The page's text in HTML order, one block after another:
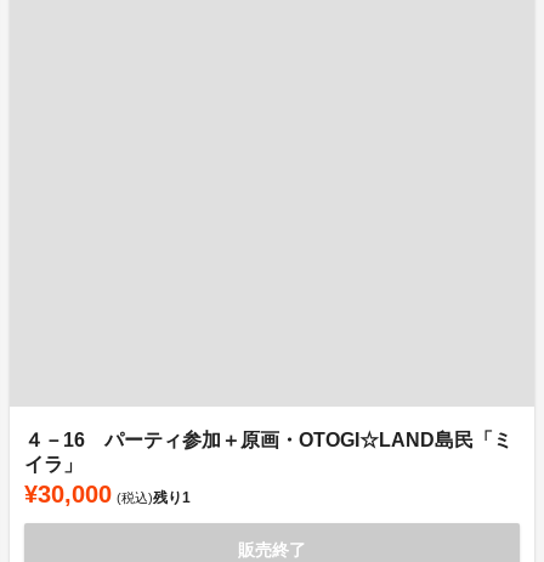
４－16 パーティ参加＋原画・OTOGI☆LAND島民「ミ
イラ」
¥30,000 (税込)残り1
販売終了